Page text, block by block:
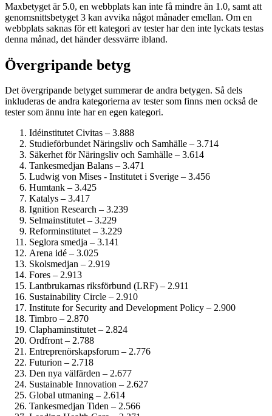
Maxbetyget är 5.0, en webbplats kan inte få mindre än 1.0, samt att
genomsnittsbetyget 3 kan avvika något månader emellan. Om en
webbplats saknas för ett kategori av tester har den inte lyckats testas
denna månad, det händer dessvärre ibland.
Övergripande betyg
Det övergripande betyget summerar de andra betygen. Så dels
inkluderas de andra kategorierna av tester som finns men också de
tester som ännu inte har en egen kategori.
Idéinstitutet Civitas – 3.888
Studie­förbundet Näringsliv och Samhälle – 3.714
Säkerhet för Näringsliv och Samhälle – 3.614
Tankesmedjan Balans – 3.471
Ludwig von Mises - Institutet i Sverige – 3.456
Humtank – 3.425
Katalys – 3.417
Ignition Research – 3.239
Selmainstitutet – 3.229
Reform­institutet – 3.229
Seglora smedja – 3.141
Arena idé – 3.025
Skolsmedjan – 2.919
Fores – 2.913
Lantbrukarnas riksförbund (LRF) – 2.911
Sustainability Circle – 2.910
Institute for Security and Development Policy – 2.900
Timbro – 2.870
Clapham­institutet – 2.824
Ordfront – 2.788
Entreprenörskaps­forum – 2.776
Futurion – 2.718
Den nya välfärden – 2.677
Sustainable Innovation – 2.627
Global utmaning – 2.614
Tankesmedjan Tiden – 2.566